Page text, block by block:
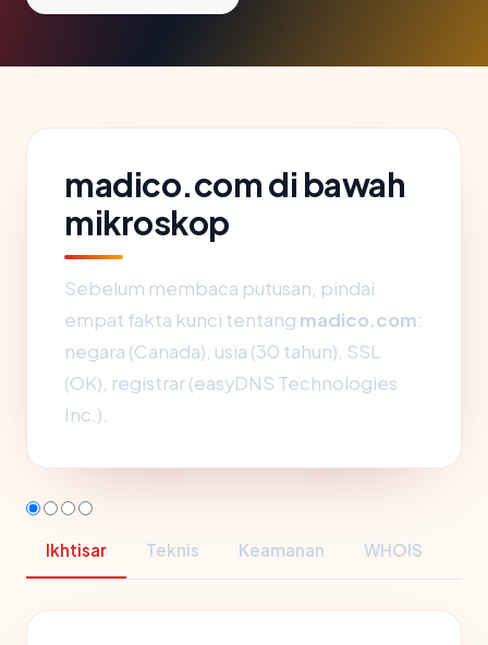
madico.com di bawah
mikroskop
Sebelum membaca putusan, pindai
empat fakta kunci tentang madico.com:
negara (Canada), usia (30 tahun), SSL
(OK), registrar (easyDNS Technologies
Inc.).
Ikhtisar Teknis Keamanan WHOIS